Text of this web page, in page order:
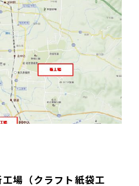
場（クラフト紙袋工